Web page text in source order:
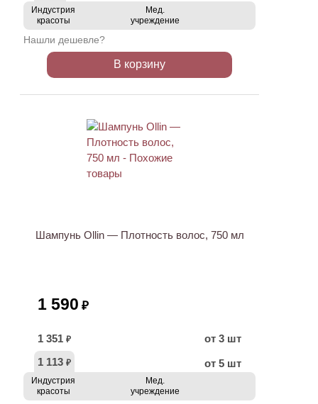
Индустрия
красоты
Мед.
учреждение
Нашли дешевле?
В корзину
Шампунь Ollin — Плотность волос, 750 мл
1 590 ₽
1 351 ₽
от 3 шт
1 113 ₽ от 5 шт
Индустрия
красоты
Мед.
учреждение